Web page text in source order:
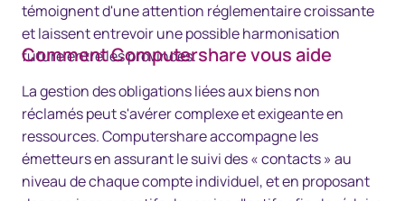
témoignent d'une attention réglementaire croissante
et laissent entrevoir une possible harmonisation
future entre les provinces.
Comment Computershare vous aide
La gestion des obligations liées aux biens non
réclamés peut s'avérer complexe et exigeante en
ressources. Computershare accompagne les
émetteurs en assurant le suivi des « contacts » au
niveau de chaque compte individuel, et en proposant